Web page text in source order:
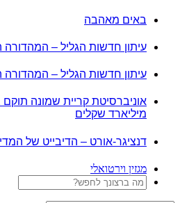
באים מאהבה
עיתון חדשות הגליל – המהדורה
עיתון חדשות הגליל – המהדורה
אוניברסיטת קריית שמונה
מיליארד שקלים
דנציגר-אורט – הדיבייט של
מגזין וירטואלי